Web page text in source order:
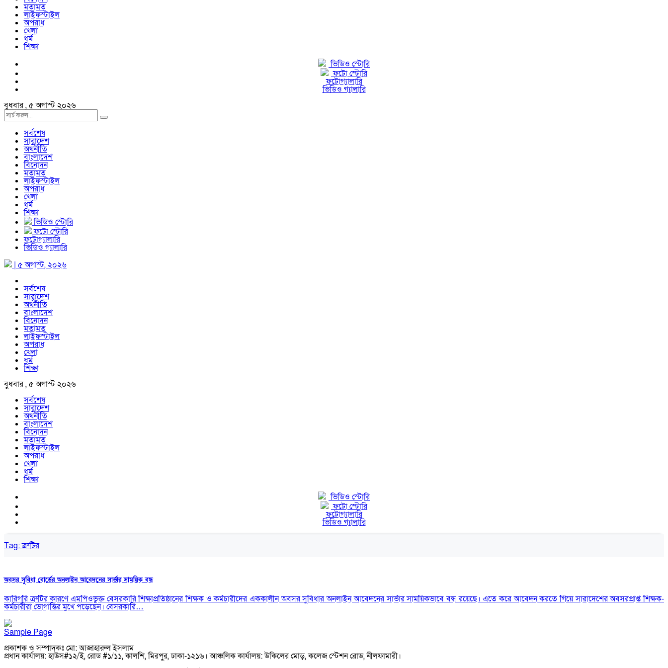
মতামত
লাইফস্টাইল
অপরাধ
খেলা
ধর্ম
শিক্ষা
ভিডিও স্টোরি
ফটো স্টোরি
ফটোগ্যালারি
ভিডিও গ্যালারি
বুধবার , ৫ অগাস্ট ২০২৬
সর্বশেষ
সারাদেশ
অর্থনীতি
বাংলাদেশ
বিনোদন
মতামত
লাইফস্টাইল
অপরাধ
খেলা
ধর্ম
শিক্ষা
ভিডিও স্টোরি
ফটো স্টোরি
ফটোগ্যালারি
ভিডিও গ্যালারি
| ৫ অগাস্ট, ২০২৬
সর্বশেষ
সারাদেশ
অর্থনীতি
বাংলাদেশ
বিনোদন
মতামত
লাইফস্টাইল
অপরাধ
খেলা
ধর্ম
শিক্ষা
বুধবার , ৫ অগাস্ট ২০২৬
সর্বশেষ
সারাদেশ
অর্থনীতি
বাংলাদেশ
বিনোদন
মতামত
লাইফস্টাইল
অপরাধ
খেলা
ধর্ম
শিক্ষা
ভিডিও স্টোরি
ফটো স্টোরি
ফটোগ্যালারি
ভিডিও গ্যালারি
Tag:ত্রুটির
অবসর সুবিধা বোর্ডের অনলাইন আবেদনের সার্ভার সাময়িক বন্ধ
কারিগরি ত্রুটির কারণে এমপিওভুক্ত বেসরকারি শিক্ষাপ্রতিষ্ঠানের শিক্ষক ও কর্মচারীদের এককালীন অবসর সুবিধার অনলাইন আবেদনের সার্ভার সাময়িকভাবে বন্ধ রয়েছে। এতে করে আবেদন করতে গিয়ে সারাদেশের অবসরপ্রাপ্ত শিক্ষক-
কর্মচারীরা ভোগান্তির মুখে পড়েছেন। বেসরকারি…
Sample Page
প্রকাশক ও সম্পাদকঃ মো: আজাহারুল ইসলাম
প্রধান কার্যালয়: হাউস#১২/ই, রোড #১/১১, কালশি, মিরপুর, ঢাকা-১২১৬। আঞ্চলিক কার্যালয়: উকিলের মোড়, কলেজ স্টেশন রোড, নীলফামারী।